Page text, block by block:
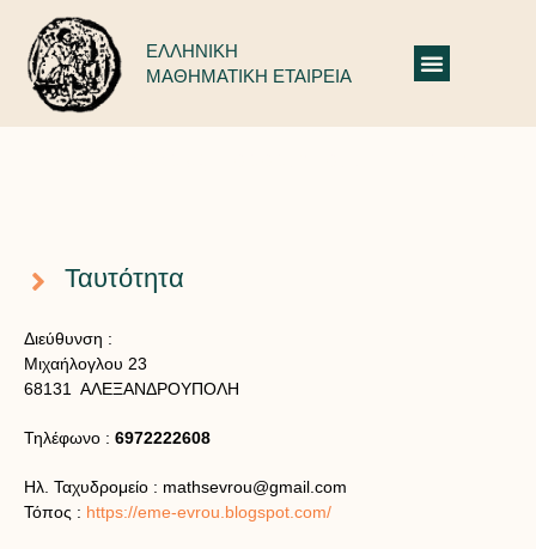
ΕΛΛΗΝΙΚΗ
ΜΑΘΗΜΑΤΙΚΗ ΕΤΑΙΡΕΙΑ
Ταυτότητα
Διεύθυνση :
Μιχαήλογλου 23
68131 ΑΛΕΞΑΝΔΡΟΥΠΟΛΗ
Τηλέφωνο : 6972222608
Ηλ. Ταχυδρομείο : mathsevrou@gmail.com
Τόπος : https://eme-evrou.blogspot.com/